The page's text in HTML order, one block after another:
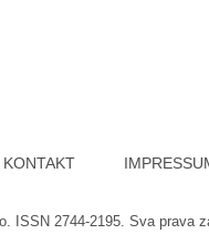
KONTAKT
ISSN 2744-2195. Sva prava